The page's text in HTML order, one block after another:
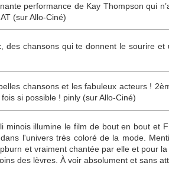
performance de Kay Thompson qui
(sur Allo-Ciné)
chansons qui te donnent le sourire
chansons et les fabuleux acteurs !
si possible ! pinly (sur Allo-Ciné)
illumine le film de bout en bout et
l'univers très coloré de la mode.
et vraiment chantée par elle et pour
des lèvres. À voir absolument et sans